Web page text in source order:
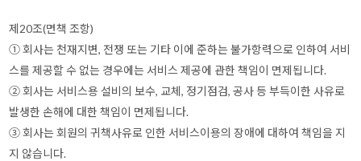
제20조(면책 조항)
① 회사는 천재지변, 전쟁 또는 기타 이에 준하는 불가항력으로 인하여 서비
스를 제공할 수 없는 경우에는 서비스 제공에 관한 책임이 면제됩니다.
② 회사는 서비스용 설비의 보수, 교체, 정기점검, 공사 등 부득이한 사유로
발생한 손해에 대한 책임이 면제됩니다.
③ 회사는 회원의 귀책사유로 인한 서비스이용의 장애에 대하여 책임을 지
지 않습니다.